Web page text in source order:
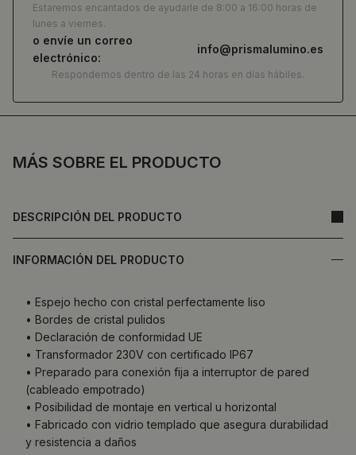
MÁS SOBRE EL PRODUCTO
DESCRIPCIÓN DEL PRODUCTO
INFORMACIÓN DEL PRODUCTO
• Espejo hecho con cristal perfectamente liso
• Bordes de cristal pulidos
• Declaración de conformidad UE
• Transformador 230V con certificado IP67
• Preparado para conexión fija a interruptor de pared
(cableado empotrado)
• Posibilidad de montaje en vertical u horizontal
• Fabricado con vidrio templado que asegura durabilidad
y resistencia a daños
Estaremos encantados de ayudarle de 8:00 a 16:00 horas de
lunes a viernes.
o envíe un correo
electrónico:
info@prismalumino.es
Respondemos dentro de las 24 horas en días hábiles.